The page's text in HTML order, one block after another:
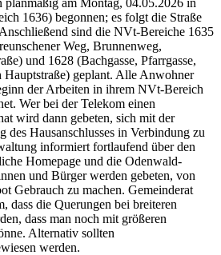
1636) begonnen; es folgt die Straße
sind die NVt-Bereiche 1635
Weg, Brunnenweg,
und 1628 (Bachgasse, Pfarrgasse,
Hauptstraße) geplant. Alle Anwohner
der Arbeiten in ihrem NVt-Bereich
Wer bei der Telekom einen
wird dann gebeten, sich mit der
des Hausanschlusses in Verbindung zu
informiert fortlaufend über den
Homepage und die Odenwald-
und Bürger werden gebeten, von
Gebrauch zu machen. Gemeinderat
dass die Querungen bei breiteren
dass man noch mit größeren
Alternativ sollten
werden.